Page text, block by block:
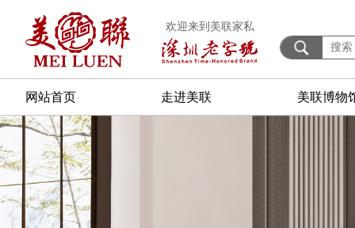
欢迎来到美联家私
网站首页 走进美联 美联博物